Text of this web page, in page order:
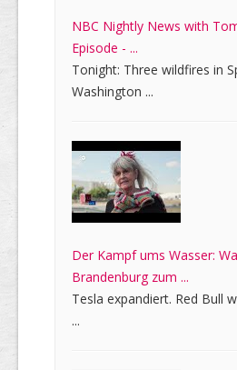
NBC Nightly News with
Episode - ...
Tonight: Three wildfires in
Washington ...
Der Kampf ums Wasser:
Brandenburg zum ...
Tesla expandiert. Red Bull
...